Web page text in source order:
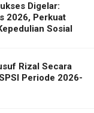
Digelar:
2026, Perkuat
Sosial
Rizal Secara
Periode 2026-